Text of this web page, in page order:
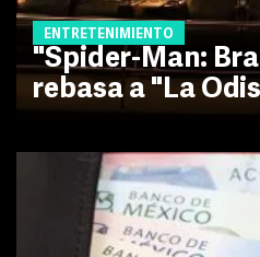
ENTRETENIMIENTO
"Spider-Man:
rebasa a "La